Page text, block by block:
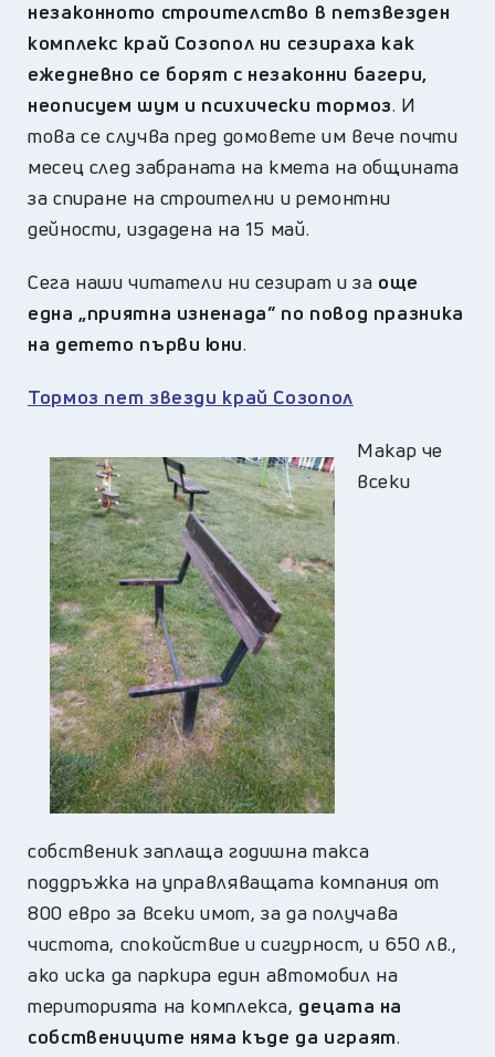
незаконното строителство в петзвезден
комплекс край Созопол ни сезираха как
ежедневно се борят с незаконни багери,
неописуем шум и психически тормоз. И
това се случва пред домовете им вече почти
месец след забраната на кмета на общината
за спиране на строителни и ремонтни
дейности, издадена на 15 май.
Сега наши читатели ни сезират и за още
една „приятна изненада” по повод празника
на детето първи юни.
Тормоз пет звезди край Созопол
Макар че
всеки
собственик заплаща годишна такса
поддръжка на управляващата компания от
800 евро за всеки имот, за да получава
чистота, спокойствие и сигурност, и 650 лв.,
ако иска да паркира един автомобил на
територията на комплекса, децата на
собствениците няма къде да играят.